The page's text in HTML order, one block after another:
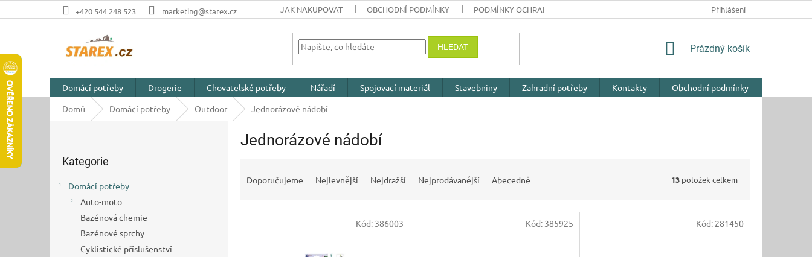
na
+420 544 248 523 marketing@starex.cz JAK NAKUPOVAT OBCHODNÍ PODMÍNKY PODMÍNKY OCHRANY OSOBNÍCH ÚDAJŮ Přihlášení
HLEDAT
NÁKUPNÍ
Prázdný košík
Domácí potřeby Drogerie Chovatelské potřeby Nářadí Spojovací materiál Stavebniny Zahradní potřeby Kontakty
Obchodní podmínky
Domů
Domácí potřeby Outdoor Jednorázové nádobí
kategorie
Kategorie
Domácí potřeby
Auto-moto
Bazénová chemie
Bazénové sprchy
Cyklistické příslušenství
Jednorázové nádobí
Doporučujeme Nejlevnější Nejdražší Nejprodávanější Abecedně 13 položek celkem
Kód: 386003 Kód: 385925 Kód: 281450